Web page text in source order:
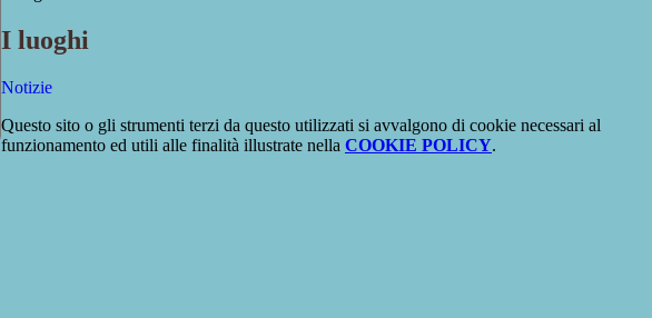
I luoghi
Notizie
Questo sito o gli strumenti terzi da questo utilizzati si avvalgono di cookie necessari al
funzionamento ed utili alle finalità illustrate nella COOKIE POLICY.